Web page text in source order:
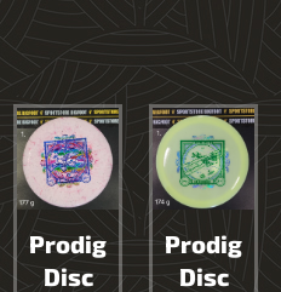
Prodigy
Disc
Prodigy
Disc